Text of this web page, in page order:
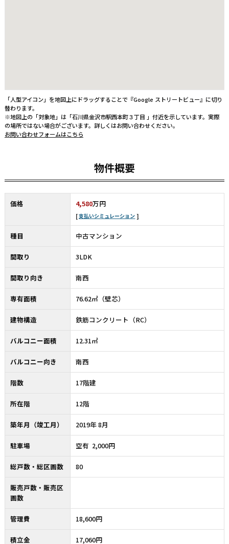
「人型アイコン」を地図上にドラッグすることで『Google ストリートビュー』に切り
替わります。
※地図上の「対象地」は「石川県金沢市駅西本町３丁目 」付近を示しています。実際
の場所ではない場合がございます。詳しくはお問い合わせください。
お問い合わせフォームはこちら
物件概要
価格 4,580万円
支払いシミュレーション
種目 中古マンション
間取り 3LDK
間取り向き 南西
専有面積 76.62㎡（壁芯）
建物構造 鉄筋コンクリート（RC）
バルコニー面積 12.31㎡
バルコニー向き 南西
階数 17階建
所在階 12階
築年月（竣工月） 2019年 8月
駐車場 空有 2,000円
総戸数・総区画数 80
販売戸数・販売区
画数
管理費 18,600円
積立金 17,060円